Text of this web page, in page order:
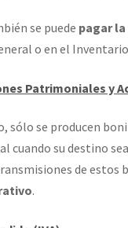
se puede pagar
o en el Inventario
Patrimoniales y
sólo se producen
su destino
de estos
.